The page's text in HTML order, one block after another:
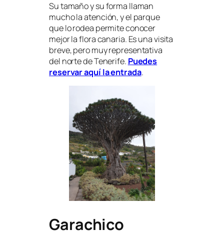
Su tamaño y su forma llaman
mucho la atención, y el parque
que lo rodea permite conocer
mejor la flora canaria. Es una visita
breve, pero muy representativa
del norte de Tenerife. Puedes
reservar aquí la entrada.
Garachico